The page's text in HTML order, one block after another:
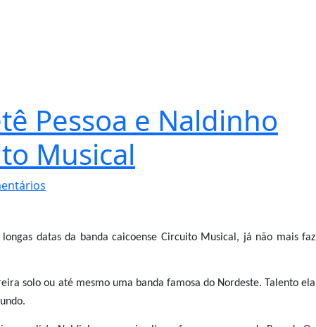
Pessoa e Naldinho
Musical
datas da banda caicoense Circuito Musical, já não mais faz
solo ou até mesmo uma banda famosa do Nordeste. Talento ela